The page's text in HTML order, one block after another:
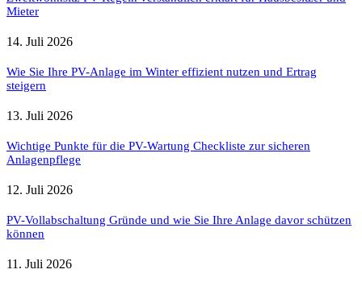
Mieter
14. Juli 2026
Wie Sie Ihre PV-Anlage im Winter effizient nutzen und Ertrag
steigern
13. Juli 2026
Wichtige Punkte für die PV-Wartung Checkliste zur sicheren
Anlagenpflege
12. Juli 2026
PV-Vollabschaltung Gründe und wie Sie Ihre Anlage davor schützen
können
11. Juli 2026